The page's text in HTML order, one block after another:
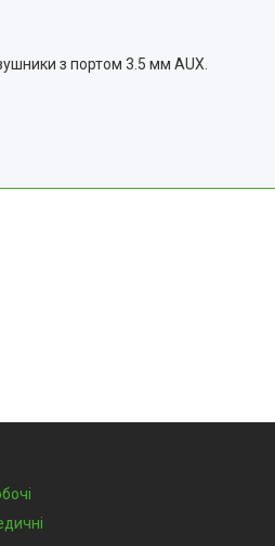
з портом 3.5 мм AUX.